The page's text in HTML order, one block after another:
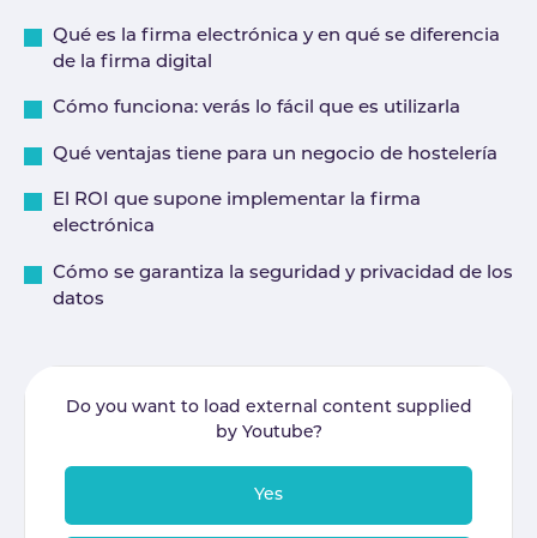
Qué es la firma electrónica y en qué se diferencia
de la firma digital
Cómo funciona: verás lo fácil que es utilizarla
Qué ventajas tiene para un negocio de hostelería
El ROI que supone implementar la firma
electrónica
Cómo se garantiza la seguridad y privacidad de los
datos
Do you want to load external content supplied
by Youtube?
Yes